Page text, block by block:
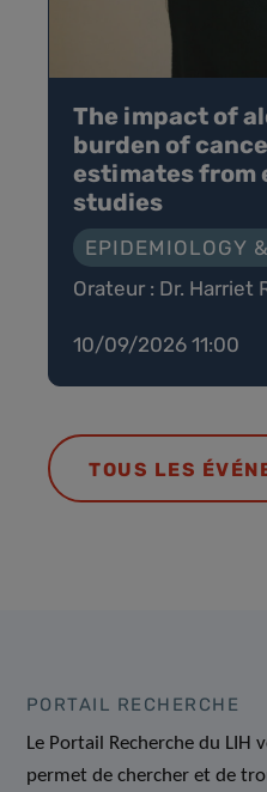
The impact of
burden of
estimates from
studies
EPIDEMIOLOGY
Orateur : Dr. Harriet
10/09/2026 11:00
TOUS LES
PORTAIL RECHERCHE
Le Portail Recherche du LIH
permet de chercher et de